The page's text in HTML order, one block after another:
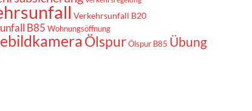
Verkehrsunfall B20
B85 Wohnungsöffnung
ÖlspurÖlspur B85 Übung